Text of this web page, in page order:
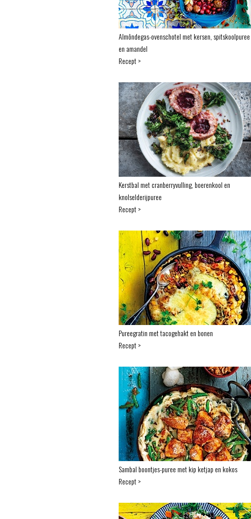
Almôndegas-ovenschotel met kersen, spitskoolpuree
en amandel
Recept >
Kerstbal met cranberryvulling, boerenkool en
knolselderijpuree
Recept >
Pureegratin met tacogehakt en bonen
Recept >
Sambal boontjes-puree met kip ketjap en kokos
Recept >